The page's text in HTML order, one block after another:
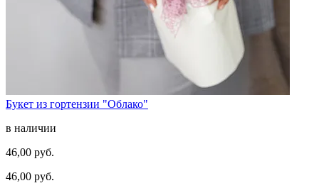
Букет из гортензии "Облако"
в наличии
46,00 руб.
46,00 руб.